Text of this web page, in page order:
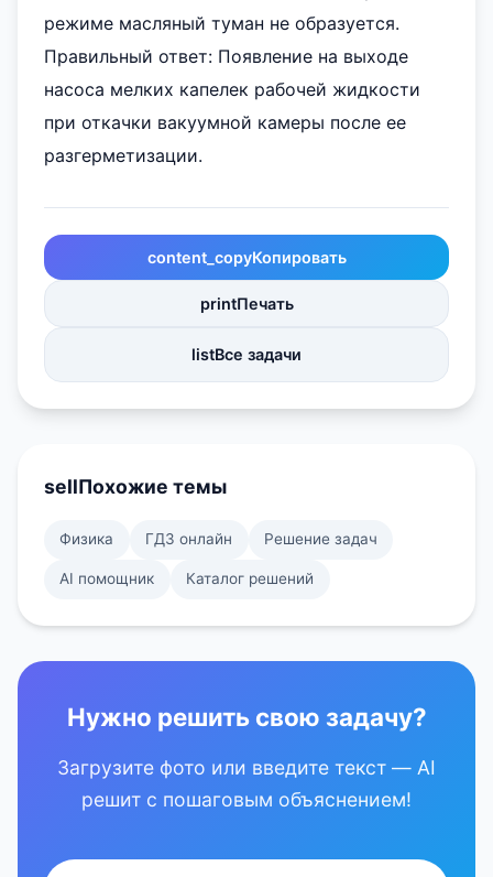
режиме масляный туман не образуется.
Правильный ответ: Появление на выходе
насоса мелких капелек рабочей жидкости
при откачки вакуумной камеры после ее
разгерметизации.
content_copyКопировать
printПечать
listВсе задачи
sellПохожие темы
Физика ГДЗ онлайн Решение задач
AI помощник Каталог решений
Нужно решить свою задачу?
Загрузите фото или введите текст — AI
решит с пошаговым объяснением!